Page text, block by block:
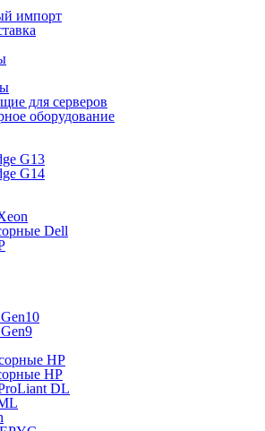
импорт
для серверов
оборудование
G13
G14
Dell
HP
HP
DL